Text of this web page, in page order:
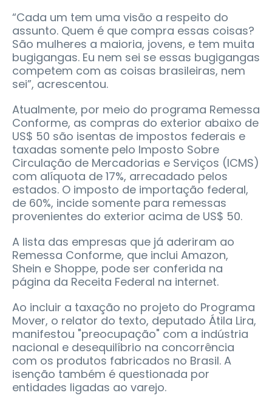
“Cada um tem uma visão a respeito do
assunto. Quem é que compra essas coisas?
São mulheres a maioria, jovens, e tem muita
bugigangas. Eu nem sei se essas bugigangas
competem com as coisas brasileiras, nem
sei”, acrescentou.
Atualmente, por meio do programa Remessa
Conforme, as compras do exterior abaixo de
US$ 50 são isentas de impostos federais e
taxadas somente pelo Imposto Sobre
Circulação de Mercadorias e Serviços (ICMS)
com alíquota de 17%, arrecadado pelos
estados. O imposto de importação federal,
de 60%, incide somente para remessas
provenientes do exterior acima de US$ 50.
A lista das empresas que já aderiram ao
Remessa Conforme, que inclui Amazon,
Shein e Shoppe, pode ser conferida na
página da Receita Federal na internet.
Ao incluir a taxação no projeto do Programa
Mover, o relator do texto, deputado Átila Lira,
manifestou "preocupação" com a indústria
nacional e desequilíbrio na concorrência
com os produtos fabricados no Brasil. A
isenção também é questionada por
entidades ligadas ao varejo.